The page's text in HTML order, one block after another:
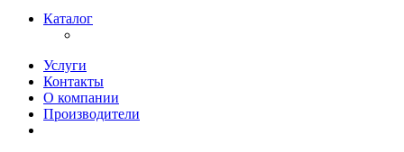
Каталог
Услуги
Контакты
О компании
Производители